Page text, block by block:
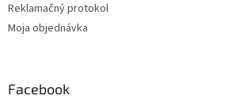
Reklamačný protokol
Moja objednávka
Facebook